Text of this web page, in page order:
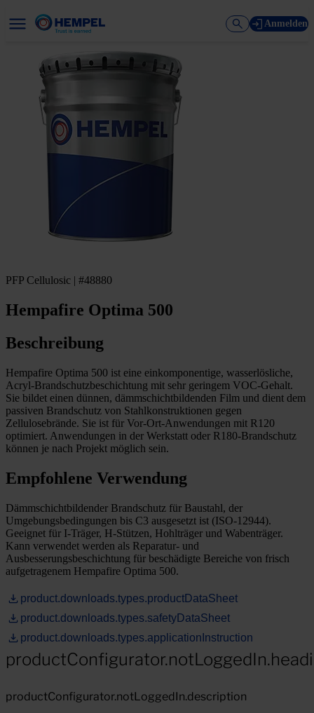
Anmelden
PFP Cellulosic | #48880
Hempafire Optima 500
Beschreibung
Hempafire Optima 500 ist eine einkomponentige, wasserlösliche,
Acryl-Brandschutzbeschichtung mit sehr geringem VOC-Gehalt.
Sie bildet einen dünnen, dämmschichtbildenden Film und dient dem
passiven Brandschutz von Stahlkonstruktionen gegen
Zellulosebrände. Sie ist für Vor-Ort-Anwendungen mit R120
optimiert. Anwendungen in der Werkstatt oder R180-Brandschutz
können je nach Projekt möglich sein.
Empfohlene Verwendung
Dämmschichtbildender Brandschutz für Baustahl, der
Umgebungsbedingungen bis C3 ausgesetzt ist (ISO-12944).
Geeignet für I-Träger, H-Stützen, Hohlträger und Wabenträger.
Kann verwendet werden als Reparatur- und
Ausbesserungsbeschichtung für beschädigte Bereiche von frisch
aufgetragenem Hempafire Optima 500.
product.downloads.types.productDataSheet
product.downloads.types.safetyDataSheet
product.downloads.types.applicationInstruction
productConfigurator.notLoggedIn.description